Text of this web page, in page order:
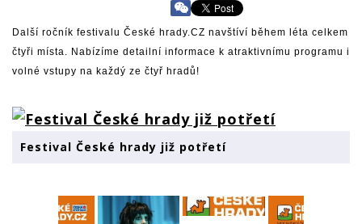
Další ročník festivalu České hrady.CZ navštíví během léta celkem
čtyři místa. Nabízíme detailní informace k atraktivnímu programu i
volné vstupy na každý ze čtyř hradů!
Festival České hrady již potřetí